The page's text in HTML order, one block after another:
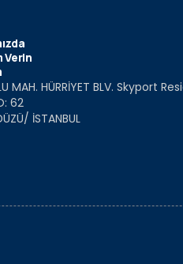
Verin
MAH. HÜRRİYET BLV. Skyport
62
İSTANBUL